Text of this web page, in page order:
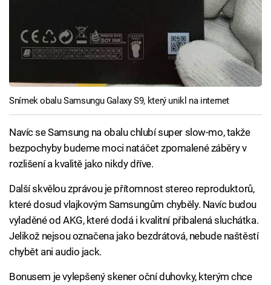
Snímek obalu Samsungu Galaxy S9, který unikl na internet
Navíc se Samsung na obalu chlubí super slow-mo, takže
bezpochyby budeme moci natáčet zpomalené záběry v
rozlišení a kvalitě jako nikdy dříve.
Další skvělou zprávou je přítomnost stereo reproduktorů,
které dosud vlajkovým Samsungům chyběly. Navíc budou
vyladěné od AKG, které dodá i kvalitní přibalená sluchátka.
Jelikož nejsou označena jako bezdrátová, nebude naštěstí
chybět ani audio jack.
Bonusem je vylepšený skener oční duhovky, kterým chce